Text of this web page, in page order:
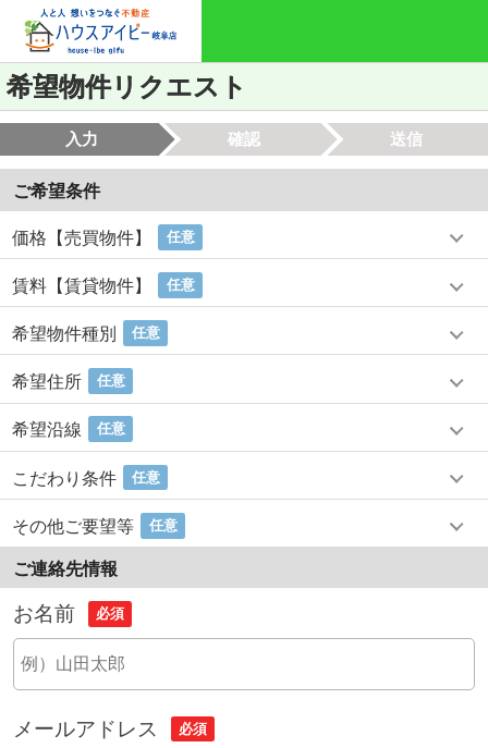
希望物件リクエスト
入力 確認 送信
ご希望条件
価格【売買物件】 任意
賃料【賃貸物件】 任意
希望物件種別 任意
希望住所 任意
希望沿線 任意
こだわり条件 任意
その他ご要望等 任意
ご連絡先情報
お名前 必須
メールアドレス 必須